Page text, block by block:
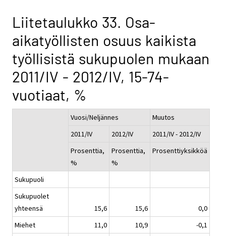
Liitetaulukko 33. Osa-
aikatyöllisten osuus kaikista
työllisistä sukupuolen mukaan
2011/IV - 2012/IV, 15-74-
vuotiaat, %
Vuosi/Neljännes
Muutos
2011/IV
2012/IV
2011/IV - 2012/IV
Prosenttia,
%
Prosenttia,
%
Prosenttiyksikköä
Sukupuoli
Sukupuolet
yhteensä
15,6 15,6
0,0
Miehet
11,0 10,9
-0,1